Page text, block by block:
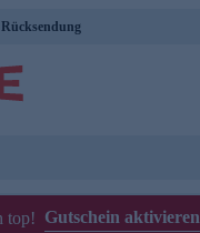
top! Gutschein aktivieren